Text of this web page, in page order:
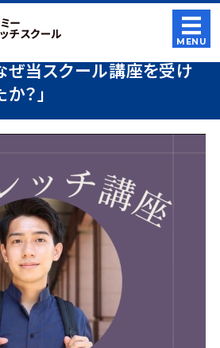
トレーナー
MENU
当スクール講座を受け
？」